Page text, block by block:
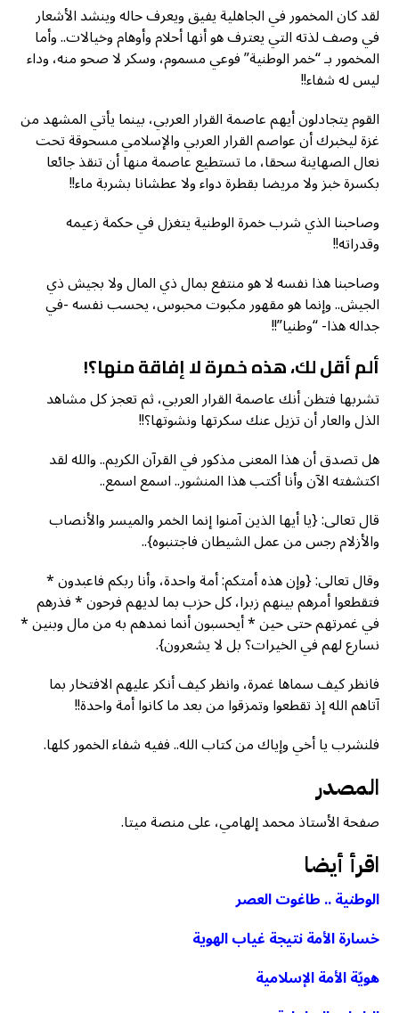
لقد كان المخمور في الجاهلية يفيق ويعرف حاله وينشد الأشعار
في وصف لذته التي يعترف هو أنها أحلام وأوهام وخيالات.. وأما
المخمور بـ “خمر الوطنية” فوعي مسموم، وسكر لا صحو منه، وداء
ليس له شفاء!!
القوم يتجادلون أيهم عاصمة القرار العربي، بينما يأتي المشهد من
غزة ليخبرك أن عواصم القرار العربي والإسلامي مسحوقة تحت
نعال الصهاينة سحقا، ما تستطيع عاصمة منها أن تنقذ جائعا
بكسرة خبز ولا مريضا بقطرة دواء ولا عطشانا بشربة ماء!!
وصاحبنا الذي شرب خمرة الوطنية يتغزل في حكمة زعيمه
وقدراته!!
وصاحبنا هذا نفسه لا هو منتفع بمال ذي المال ولا بجيش ذي
الجيش.. وإنما هو مقهور مكبوت محبوس، يحسب نفسه -في
جداله هذا- “وطنيا”!!
ألم أقل لك، هذه خمرة لا إفاقة منها؟!
تشربها فتظن أنك عاصمة القرار العربي، ثم تعجز كل مشاهد
الذل والعار أن تزيل عنك سكرتها ونشوتها؟!!
هل تصدق أن هذا المعنى مذكور في القرآن الكريم.. والله لقد
اكتشفته الآن وأنا أكتب هذا المنشور.. اسمع اسمع..
قال تعالى: {يا أيها الذين آمنوا إنما الخمر والميسر والأنصاب
والأزلام رجس من عمل الشيطان فاجتنبوه}..
وقال تعالى: {وإن هذه أمتكم: أمة واحدة، وأنا ربكم فاعبدون *
فتقطعوا أمرهم بينهم زبرا، كل حزب بما لديهم فرحون * فذرهم
في غمرتهم حتى حين * أيحسبون أنما نمدهم به من مال وبنين *
نسارع لهم في الخيرات؟ بل لا يشعرون}.
فانظر كيف سماها غمرة، وانظر كيف أنكر عليهم الافتخار بما
آتاهم الله إذ تقطعوا وتمزقوا من بعد ما كانوا أمة واحدة!!
فلنشرب يا أخي وإياك من كتاب الله.. ففيه شفاء الخمور كلها.
المصدر
صفحة الأستاذ محمد إلهامي، على منصة ميتا.
اقرأ أيضا
الوطنية .. طاغوت العصر
خسارة الأمة نتيجة غياب الهوية
هويّة الأمة الإسلامية